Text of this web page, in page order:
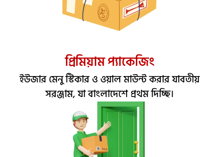
প্রিমিয়াম প্যাকেজিং
ইউজার মেনু স্টিকার ও ওয়াল মাউন্ট করার যাবতীয়
সরঞ্জাম, যা বাংলাদেশে প্রথম দিচ্ছি।